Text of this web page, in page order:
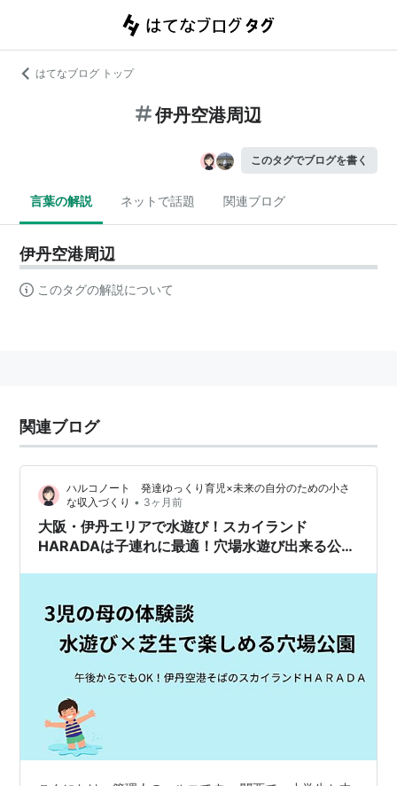
はてなブログ トップ
伊丹空港周辺
このタグでブログを書く
言葉の解説 ネットで話題 関連ブログ
伊丹空港周辺
このタグの解説について
関連ブログ
ハルコノート 発達ゆっくり育児×未来の自分のための小さ
な収入づくり • 3ヶ月前
大阪・伊丹エリアで水遊び！スカイランド
HARADAは子連れに最適！穴場水遊び出来る公園